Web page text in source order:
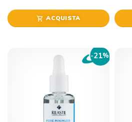
shopping_cart ACQUISTA
-21%